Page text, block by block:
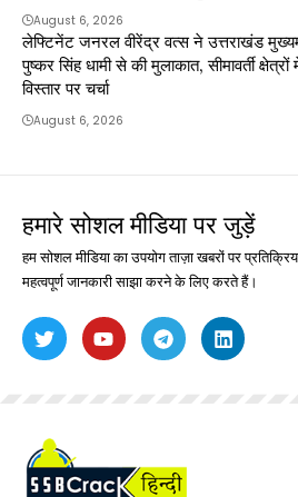
August 6, 2026
लेफ्टिनेंट जनरल वीरेंद्र वत्स ने उत्तराखंड
पुष्कर सिंह धामी से की मुलाकात, सीमावर्ती
विस्तार पर चर्चा
August 6, 2026
हमारे सोशल मीडिया पर जुड़ें
हम सोशल मीडिया का उपयोग ताज़ा खबरों पर
महत्वपूर्ण जानकारी साझा करने के लिए करते हैं।